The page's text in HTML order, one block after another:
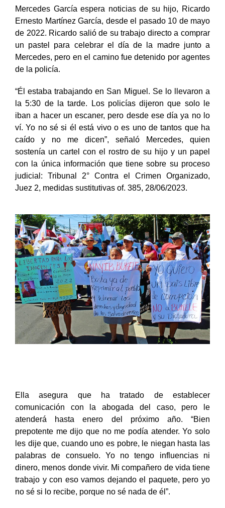
Mercedes García espera noticias de su hijo, Ricardo
Ernesto Martínez García, desde el pasado 10 de mayo
de 2022. Ricardo salió de su trabajo directo a comprar
un pastel para celebrar el día de la madre junto a
Mercedes, pero en el camino fue detenido por agentes
de la policía.
“Él estaba trabajando en San Miguel. Se lo llevaron a
la 5:30 de la tarde. Los policías dijeron que solo le
iban a hacer un escaner, pero desde ese día ya no lo
ví. Yo no sé si él está vivo o es uno de tantos que ha
caído y no me dicen”, señaló Mercedes, quien
sostenía un cartel con el rostro de su hijo y un papel
con la única información que tiene sobre su proceso
judicial: Tribunal 2° Contra el Crimen Organizado,
Juez 2, medidas sustitutivas of. 385, 28/06/2023.
Ella asegura que ha tratado de establecer
comunicación con la abogada del caso, pero le
atenderá hasta enero del próximo año. “Bien
prepotente me dijo que no me podía atender. Yo solo
les dije que, cuando uno es pobre, le niegan hasta las
palabras de consuelo. Yo no tengo influencias ni
dinero, menos donde vivir. Mi compañero de vida tiene
trabajo y con eso vamos dejando el paquete, pero yo
no sé si lo recibe, porque no sé nada de él”.